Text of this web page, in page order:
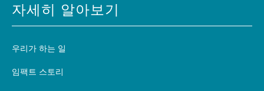
자세히 알아보기
우리가 하는 일
임팩트 스토리